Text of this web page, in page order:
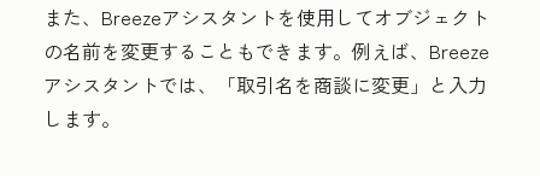
また、Breezeアシスタントを使用してオブジェクト
の名前を変更することもできます。例えば、Breeze
アシスタントでは、「取引名を商談に変更」と入力
します。